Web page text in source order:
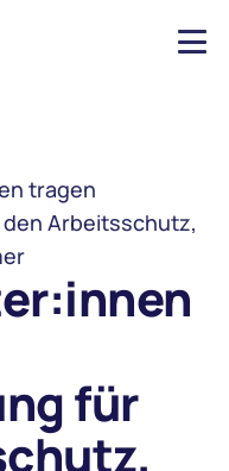
tragen
Arbeitsschutz,
für